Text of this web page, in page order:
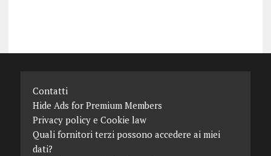
Contatti
Hide Ads for Premium Members
Privacy policy e Cookie law
Quali fornitori terzi possono accedere ai miei
dati?